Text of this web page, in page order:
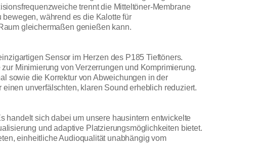
trennt die Mitteltöner-Membrane
während es die Kalotte für
gleichermaßen genießen kann.
Sensor im Herzen des P185 Tieftöners.
Minimierung von Verzerrungen und Komprimierung.
sowie die Korrektur von Abweichungen in der
unverfälschten, klaren Sound erheblich reduziert.
handelt sich dabei um unsere hausintern entwickelte
und adaptive Platzierungsmöglichkeiten bietet.
einheitliche Audioqualität unabhängig vom